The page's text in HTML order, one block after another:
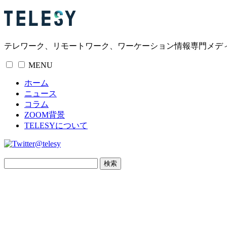
テレワーク、リモートワーク、ワーケーション情報専門メデ
MENU
ホーム
ニュース
コラム
ZOOM背景
TELESYについて
@telesy